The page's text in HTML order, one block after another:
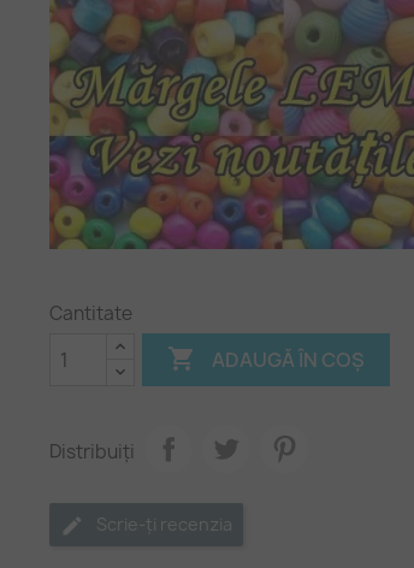
Cantitate
 ADAUGĂ ÎN COȘ
Distribuiți
Scrie-ți recenzia